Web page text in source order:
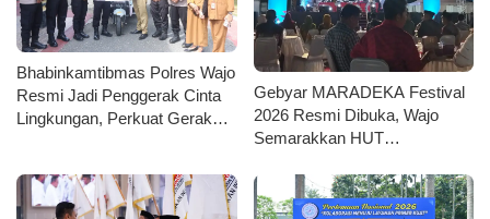
Bhabinkamtibmas Polres Wajo
Resmi Jadi Penggerak Cinta
Lingkungan, Perkuat Gerakan
Gebyar MARADEKA Festival
2026 Resmi Dibuka, Wajo
Semarakkan HUT
Lomba dan Aksi Kebersihan